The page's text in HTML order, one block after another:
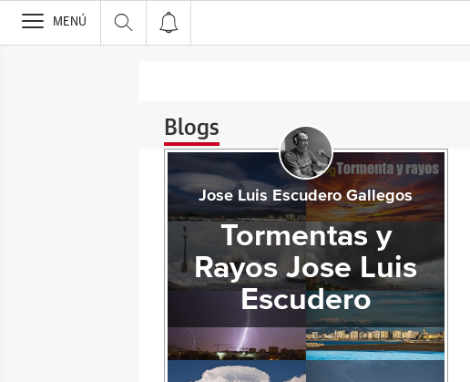
>
MENÚ
Blogs
Jose Luis Escudero Gallegos
Tormentas y
Rayos Jose Luis
Escudero